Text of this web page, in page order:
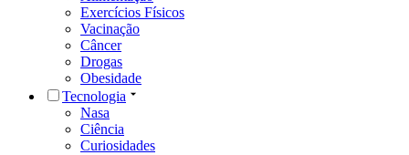
Exercícios Físicos
Vacinação
Câncer
Drogas
Obesidade
Tecnologia
Nasa
Ciência
Curiosidades